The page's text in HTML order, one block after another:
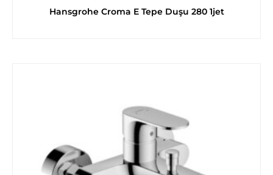
Hansgrohe Croma E Tepe Duşu 280 1jet